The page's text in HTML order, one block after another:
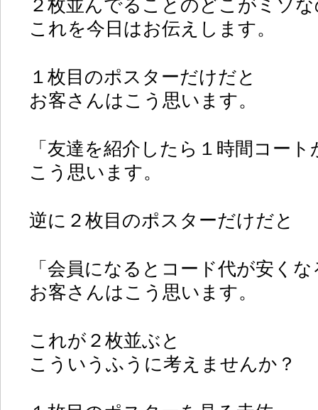
２枚並んでることのどこがミソ
これを今日はお伝えします。
１枚目のポスターだけだと
お客さんはこう思います。
「友達を紹介したら１時間コー
こう思います。
逆に２枚目のポスターだけだと
「会員になるとコード代が安く
お客さんはこう思います。
これが２枚並ぶと
こういうふうに考えませんか？